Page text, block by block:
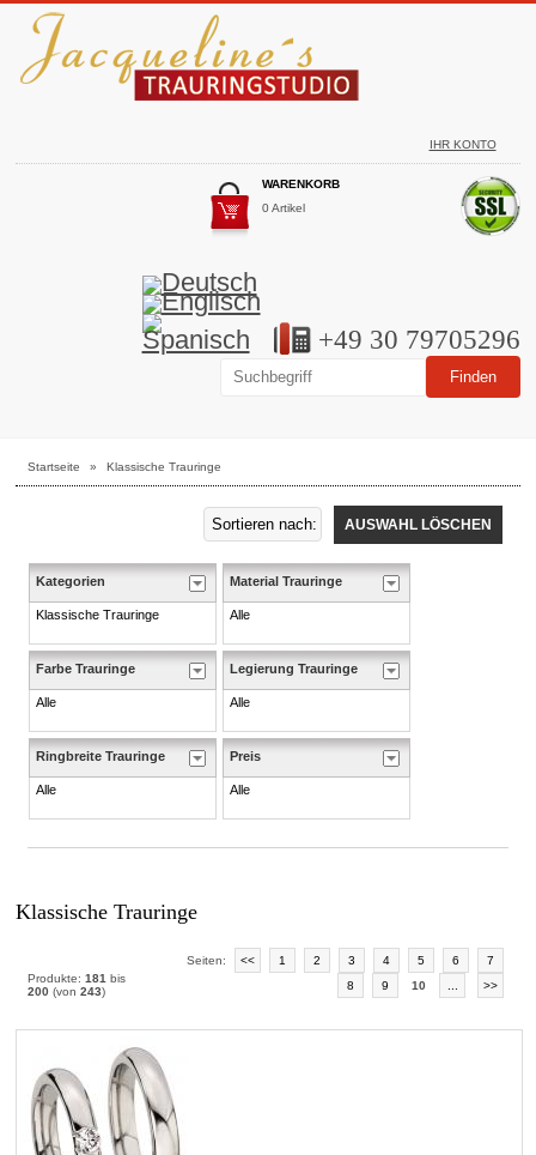
IHR KONTO
WARENKORB
0 Artikel
+49 30 79705296
Startseite » Klassische Trauringe
AUSWAHL LÖSCHEN
Kategorien
Klassische Trauringe
Material Trauringe
Alle
Farbe Trauringe
Alle
Legierung Trauringe
Alle
Ringbreite Trauringe
Alle
Preis
Alle
Klassische Trauringe
Produkte:181 bis
200 (von243)
Seiten: << 1 2 3 4 5 6
7
8
9 10 >>